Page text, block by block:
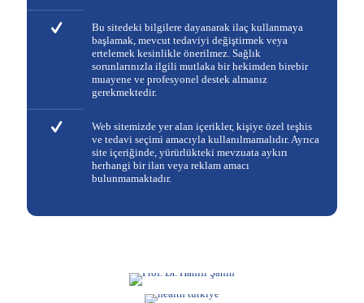
Bu sitedeki bilgilere dayanarak ilaç kullanmaya
başlamak, mevcut tedaviyi değiştirmek veya
ertelemek kesinlikle önerilmez. Sağlık
sorunlarınızla ilgili mutlaka bir hekimden birebir
muayene ve profesyonel destek almanız
gerekmektedir.
Web sitemizde yer alan içerikler, kişiye özel teşhis
ve tedavi seçimi amacıyla kullanılmamalıdır. Ayrıca
site içeriğinde, yürürlükteki mevzuata aykırı
herhangi bir ilan veya reklam amacı
bulunmamaktadır.